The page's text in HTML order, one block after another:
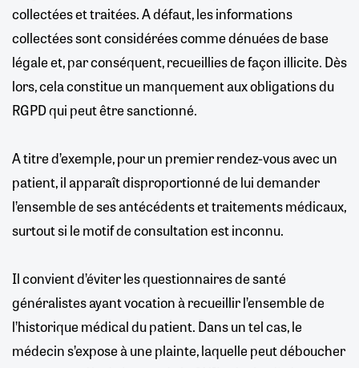
collectées et traitées. A défaut, les informations
collectées sont considérées comme dénuées de base
légale et, par conséquent, recueillies de façon illicite. Dès
lors, cela constitue un manquement aux obligations du
RGPD qui peut être sanctionné.
A titre d’exemple, pour un premier rendez-vous avec un
patient, il apparaît disproportionné de lui demander
l’ensemble de ses antécédents et traitements médicaux,
surtout si le motif de consultation est inconnu.
Il convient d’éviter les questionnaires de santé
généralistes ayant vocation à recueillir l’ensemble de
l’historique médical du patient. Dans un tel cas, le
médecin s’expose à une plainte, laquelle peut déboucher